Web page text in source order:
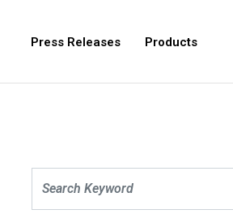
Press Releases Products